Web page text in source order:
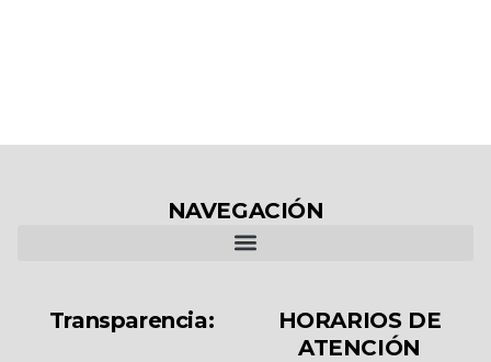
NAVEGACIÓN
Transparencia:
HORARIOS DE
ATENCIÓN